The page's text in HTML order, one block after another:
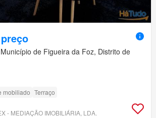
de Figueira da Foz, Distrito de
mobiliado Terraço
- MEDIAÇÃO IMOBILIÁRIA, LDA.